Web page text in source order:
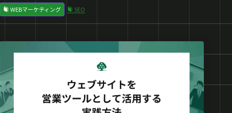
WEBマーケティング
SEO